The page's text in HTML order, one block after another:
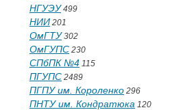
НГУЭУ499
НИИ 201
ОмГТУ302
ОмГУПС 230
СПбПК №4 115
ПГУПС 2489
ПГПУ им. Короленко 296
ПНТУ им. Кондратюка 120